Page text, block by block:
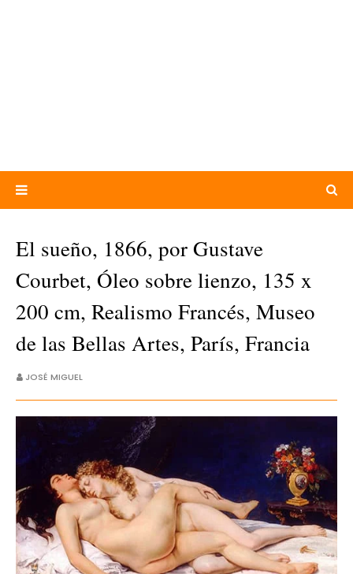
El sueño, 1866, por Gustave
Courbet, Óleo sobre lienzo, 135 x
200 cm, Realismo Francés, Museo
de las Bellas Artes, París, Francia
JOSÉ MIGUEL